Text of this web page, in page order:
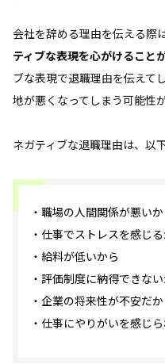
会社を辞める理由を伝える際は
ティブな表現を心がけること
ブな表現で退職理由を伝えて
地が悪くなってしまう可能性
ネガティブな退職理由は、以
・職場の人間関係が悪いか
・仕事でストレスを感じ
・給料が低いから
・評価制度に納得できな
・企業の将来性が不安だか
・仕事にやりがいを感じ